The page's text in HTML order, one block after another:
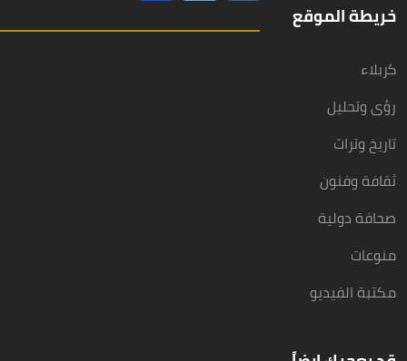
خريطة الموقع
كربلاء
رؤى وتحليل
تاريخ وتراث
ثقافة وفنون
صحافة دولية
منوعات
مكتبة الفيديو